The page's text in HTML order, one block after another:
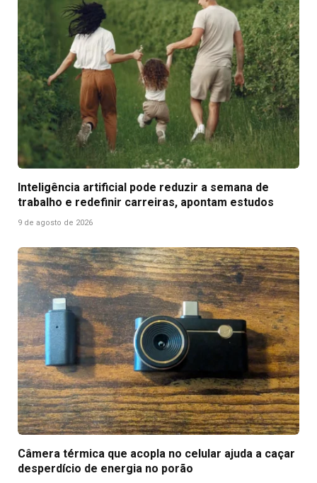
Inteligência artificial pode reduzir a semana de
trabalho e redefinir carreiras, apontam estudos
9 de agosto de 2026
Câmera térmica que acopla no celular ajuda a caçar
desperdício de energia no porão